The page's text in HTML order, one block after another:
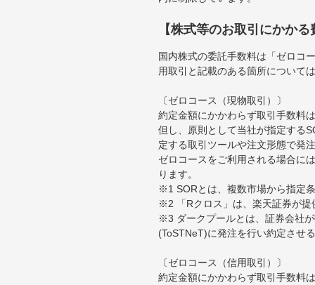
【株式等のお取引にかかる
国内株式の委託手数料は「ゼロコ
用取引と記載のある箇所について
〔ゼロコース（現物取引）〕
約定金額にかかわらず取引手数料
但し、原則として当社が指定する
定する取引ツールや注文形態で発
ゼロコースをご利用される場合に
ります。
※1 SORとは、複数市場から指定
※2 「Rクロス」は、楽天証券が
※3 ダークプールとは、証券会社
(ToSTNeT)に発注を行い約定させ
〔ゼロコース（信用取引）〕
約定金額にかかわらず取引手数料